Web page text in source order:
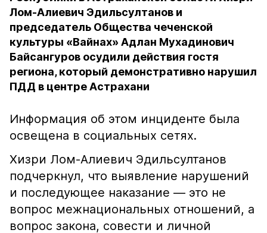
Лом-Алиевич Эдильсултанов и
председатель Общества чеченской
культуры «Вайнах» Адлан Мухадинович
Байсангуров осудили действия гостя
региона, который демонстративно нарушил
ПДД в центре Астрахани
Информация об этом инциденте была
освещена в социальных сетях.
Хизри Лом-Алиевич Эдильсултанов
подчеркнул, что выявление нарушений
и последующее наказание — это не
вопрос межнациональных отношений, а
вопрос закона, совести и личной